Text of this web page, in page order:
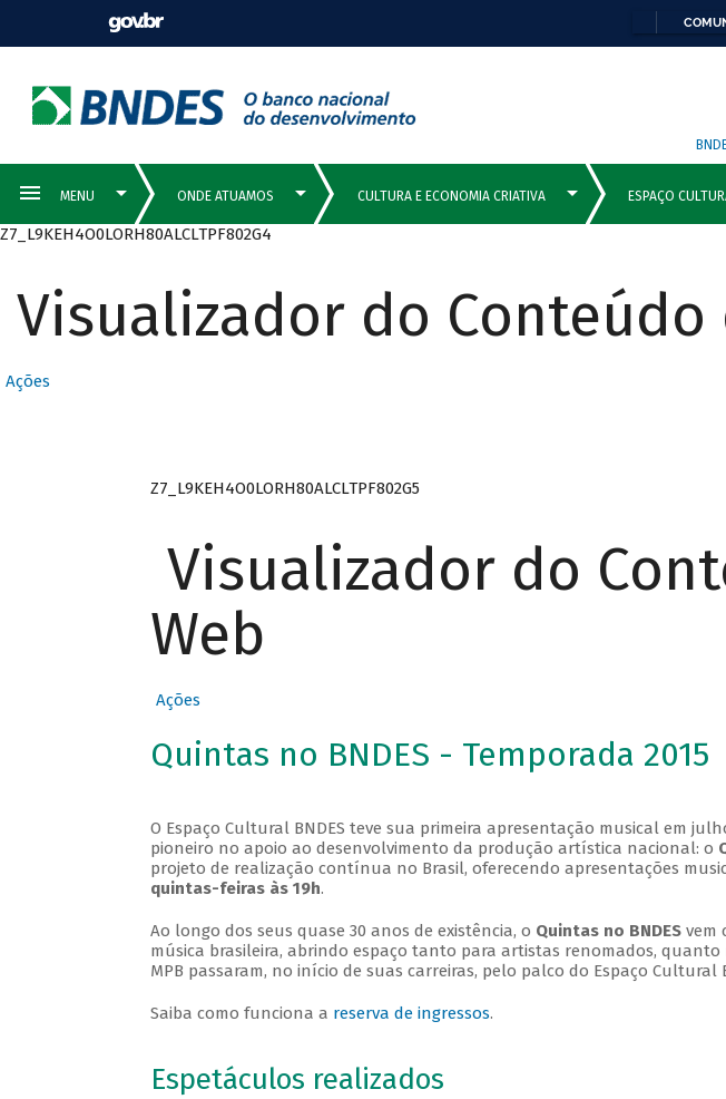
Z7_L9KEH4O0LORH80ALCLTPF802G4
Visualizador do Conteúdo
Ações
Z7_L9KEH4O0LORH80ALCLTPF802G5
Visualizador do
Web
Ações
Quintas no BNDES - Temporada 2015
O Espaço Cultural BNDES teve sua primeira apresentação musical em
pioneiro no apoio ao desenvolvimento da produção artística nacional: o
projeto de realização contínua no Brasil, oferecendo apresentações
quintas-feiras às 19h.
Ao longo dos seus quase 30 anos de existência, o Quintas no BNDESvem
música brasileira, abrindo espaço tanto para artistas renomados,
MPB passaram, no início de suas carreiras, pelo palco do Espaço Cultural
Saiba como funciona a reserva de ingressos.
Espetáculos realizados